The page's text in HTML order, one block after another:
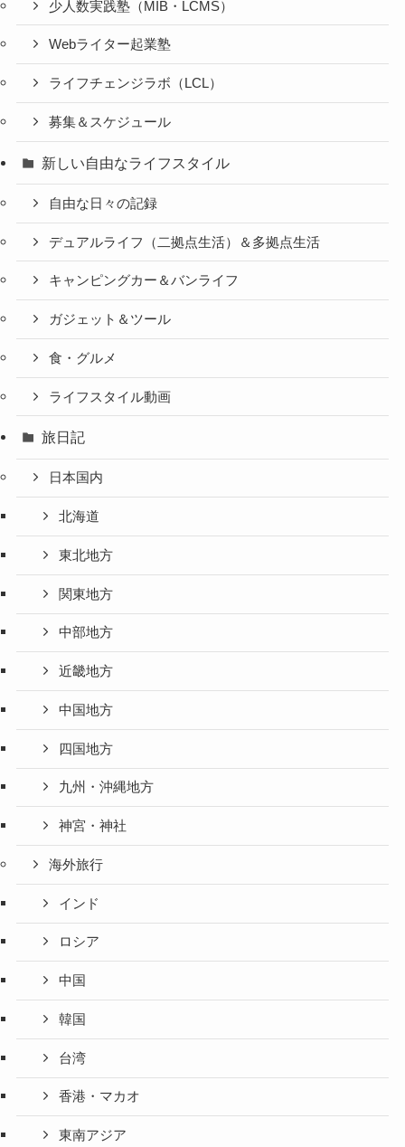
少人数実践塾（MIB・LCMS）
Webライター起業塾
ライフチェンジラボ（LCL）
募集＆スケジュール
新しい自由なライフスタイル
自由な日々の記録
デュアルライフ（二拠点生活）＆多拠点生活
キャンピングカー＆バンライフ
ガジェット＆ツール
食・グルメ
ライフスタイル動画
旅日記
日本国内
北海道
東北地方
関東地方
中部地方
近畿地方
中国地方
四国地方
九州・沖縄地方
神宮・神社
海外旅行
インド
ロシア
中国
韓国
台湾
香港・マカオ
東南アジア